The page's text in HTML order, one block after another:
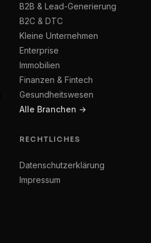
B2B & Lead-Generierung
B2C & DTC
Kleine Unternehmen
Enterprise
Immobilien
Finanzen & Fintech
Gesundheitswesen
Alle Branchen →
RECHTLICHES
Datenschutzerklärung
Impressum